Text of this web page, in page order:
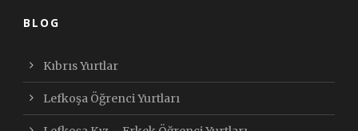
BLOG
Kıbrıs Yurtlar
Lefkoşa Öğrenci Yurtları